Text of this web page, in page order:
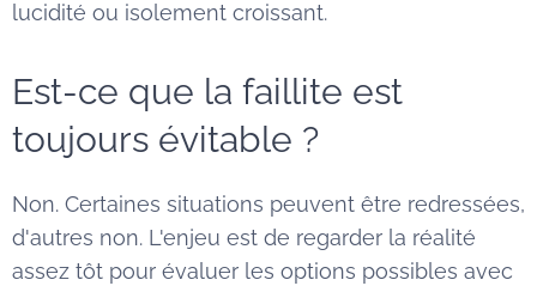
lucidité ou isolement croissant.
Est-ce que la faillite est
toujours évitable ?
Non. Certaines situations peuvent être redressées,
d'autres non. L'enjeu est de regarder la réalité
assez tôt pour évaluer les options possibles avec